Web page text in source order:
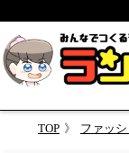
TOP ファッショ